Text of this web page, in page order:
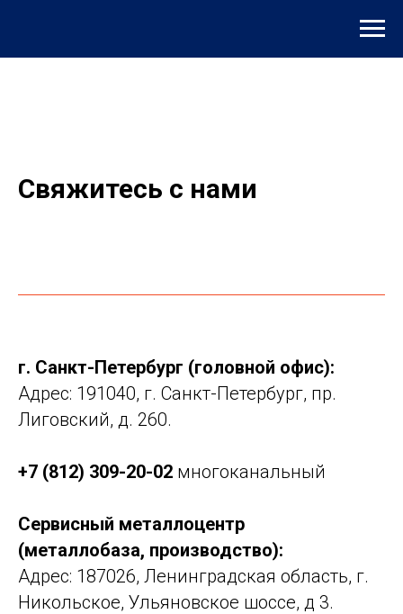
Свяжитесь с нами
г. Санкт-Петербург (головной офис):
Адрес: 191040, г. Санкт-Петербург, пр.
Лиговский, д. 260.
+7 (812) 309-20-02 многоканальный
Сервисный металлоцентр
(металлобаза, производство):
Адрес: 187026, Ленинградская область, г.
Никольское, Ульяновское шоссе, д 3.